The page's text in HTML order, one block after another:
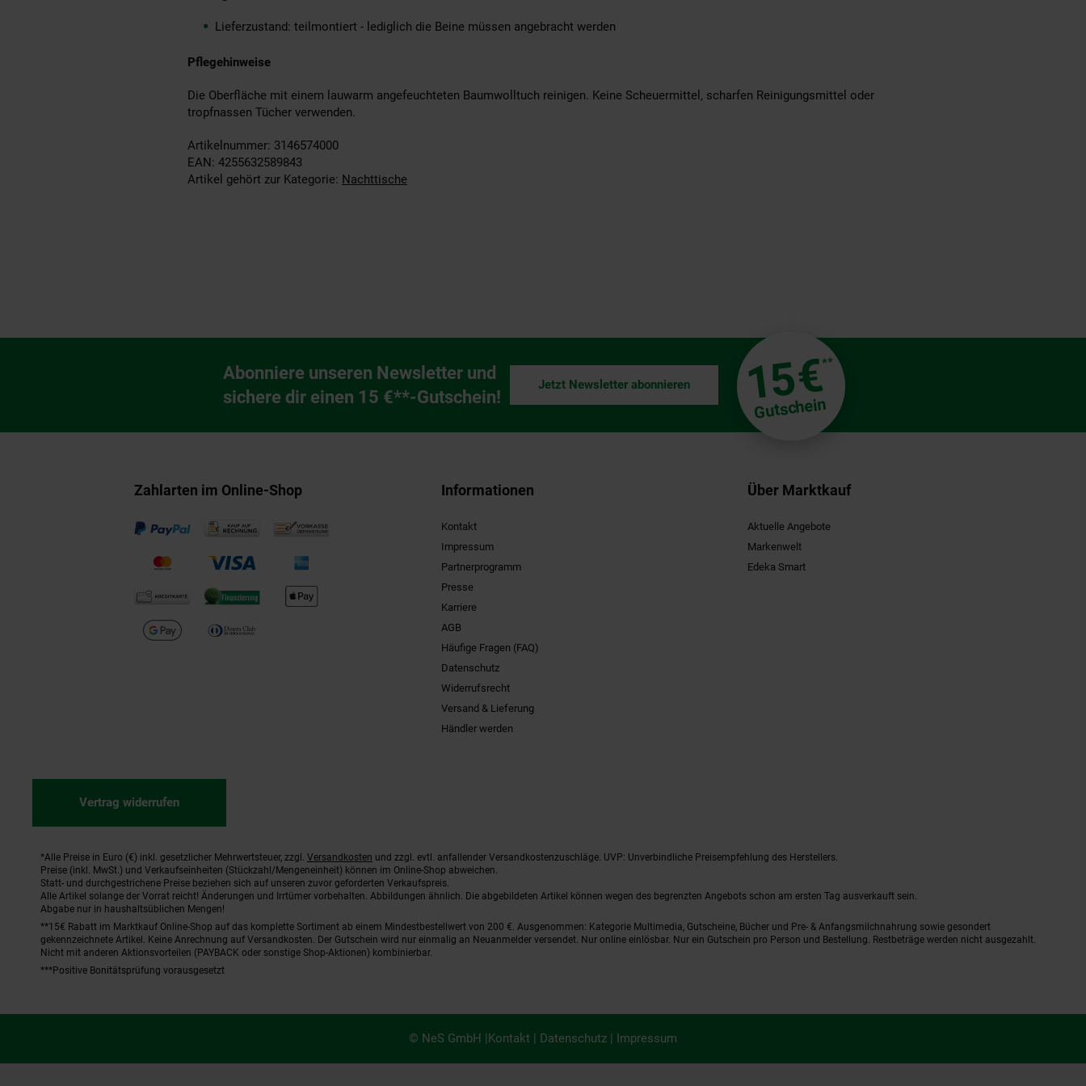
Lieferzustand: teilmontiert - lediglich die Beine müssen angebracht werden
Pflegehinweise
Die Oberfläche mit einem lauwarm angefeuchteten Baumwolltuch reinigen. Keine Scheuermittel, scharfen Reinigungsmittel oder
tropfnassen Tücher verwenden.
Artikelnummer: 3146574000
EAN: 4255632589843
Artikel gehört zur Kategorie: Nachttische
Newsletter Anmeldung
Abonniere unseren Newsletter und
sichere dir einen 15 €**-Gutschein!
15€**
Gutschein
Jetzt Newsletter abonnieren
Zahlarten im Online-Shop Informationen
Kontakt
Impressum
Partnerprogramm
Presse
Karriere
AGB
Häufige Fragen (FAQ)
Datenschutz
Widerrufsrecht
Versand & Lieferung
Händler werden
Über Marktkauf
Aktuelle Angebote
Markenwelt
Edeka Smart
Vertrag widerrufen
Fußnoten
*Alle Preise in Euro (€) inkl. gesetzlicher Mehrwertsteuer, zzgl. Versandkosten und zzgl. evtl. anfallender Versandkostenzuschläge. UVP: Unverbindliche Preisempfehlung des Herstellers.
Preise (inkl. MwSt.) und Verkaufseinheiten (Stückzahl/Mengeneinheit) können im Online-Shop abweichen.
Statt- und durchgestrichene Preise beziehen sich auf unseren zuvor geforderten Verkaufspreis.
Alle Artikel solange der Vorrat reicht! Änderungen und Irrtümer vorbehalten. Abbildungen ähnlich. Die abgebildeten Artikel können wegen des begrenzten Angebots schon am ersten Tag ausverkauft sein.
Abgabe nur in haushaltsüblichen Mengen!
**15€ Rabatt im Marktkauf Online-Shop auf das komplette Sortiment ab einem Mindestbestellwert von 200 €. Ausgenommen: Kategorie Multimedia, Gutscheine, Bücher und Pre- & Anfangsmilchnahrung sowie gesondert
gekennzeichnete Artikel. Keine Anrechnung auf Versandkosten. Der Gutschein wird nur einmalig an Neuanmelder versendet. Nur online einlösbar. Nur ein Gutschein pro Person und Bestellung. Restbeträge werden nicht ausgezahlt.
Nicht mit anderen Aktionsvorteilen (PAYBACK oder sonstige Shop-Aktionen) kombinierbar.
***Positive Bonitätsprüfung vorausgesetzt
© NeS GmbH |Kontakt | Datenschutz | Impressum